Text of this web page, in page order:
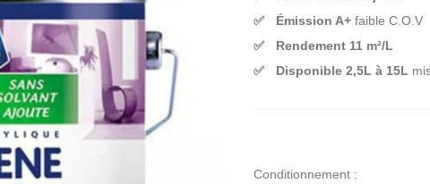
Émission A+ faible C.O.V
Rendement 11 m²/L
Disponible 2,5L à 15L
Conditionnement :